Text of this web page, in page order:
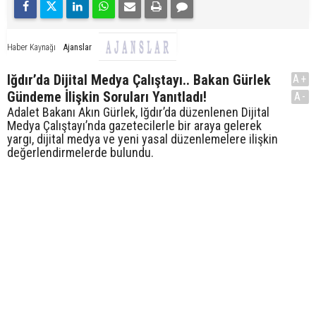
Haber Kaynağı Ajanslar
Iğdır’da Dijital Medya Çalıştayı.. Bakan Gürlek
Gündeme İlişkin Soruları Yanıtladı!
Adalet Bakanı Akın Gürlek, Iğdır’da düzenlenen Dijital
Medya Çalıştayı’nda gazetecilerle bir araya gelerek
yargı, dijital medya ve yeni yasal düzenlemelere ilişkin
değerlendirmelerde bulundu.
A+
A-